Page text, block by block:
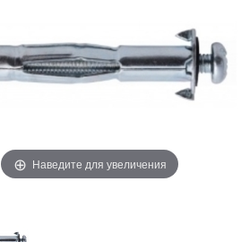
Наведите для увеличения